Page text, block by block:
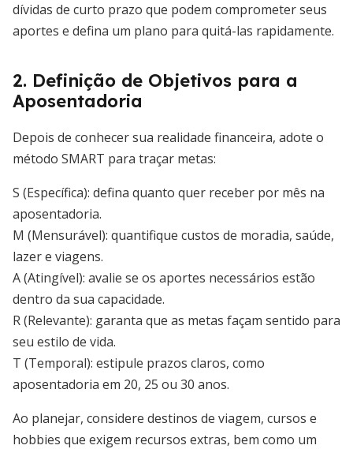
dívidas de curto prazo que podem comprometer seus
aportes e defina um plano para quitá-las rapidamente.
2. Definição de Objetivos para a
Aposentadoria
Depois de conhecer sua realidade financeira, adote o
método SMART para traçar metas:
S (Específica): defina quanto quer receber por mês na
aposentadoria.
M (Mensurável): quantifique custos de moradia, saúde,
lazer e viagens.
A (Atingível): avalie se os aportes necessários estão
dentro da sua capacidade.
R (Relevante): garanta que as metas façam sentido para
seu estilo de vida.
T (Temporal): estipule prazos claros, como
aposentadoria em 20, 25 ou 30 anos.
Ao planejar, considere destinos de viagem, cursos e
hobbies que exigem recursos extras, bem como um